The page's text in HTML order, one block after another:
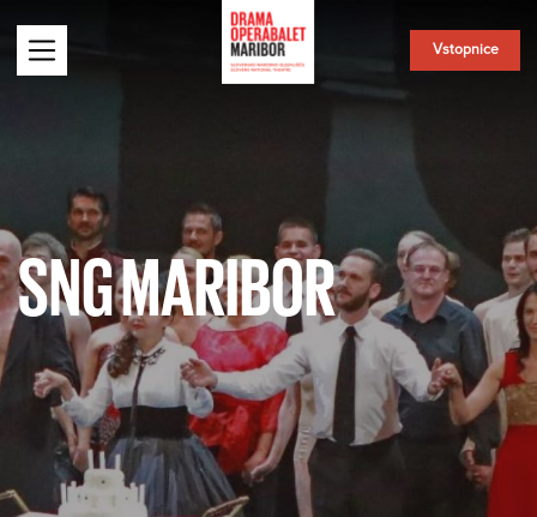
Vstopnice
SNG MARIBOR